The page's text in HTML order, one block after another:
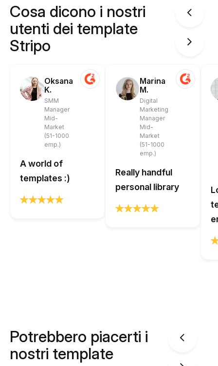
Cosa dicono i nostri
utenti dei template
Stripo
Oksana
K.
SMM
Manager
Mid-
Market
(51-1000
emp.)
A world of
templates :)
Marina
M.
Digital
Marketing
Manager
Mid-
Market
(51-1000
emp.)
Really handful
personal library
Potrebbero piacerti i
nostri template